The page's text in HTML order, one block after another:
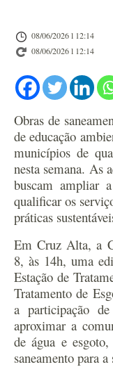
08/06/2026 l 12:14
08/06/2026 l 12:14
Obras de
de educação
municípios de
nesta semana. As
buscam ampliar
qualificar os
práticas
Em Cruz Alta, a
8, às 14h, uma
Estação de
Tratamento de
a participação
aproximar a
de água e
saneamento para